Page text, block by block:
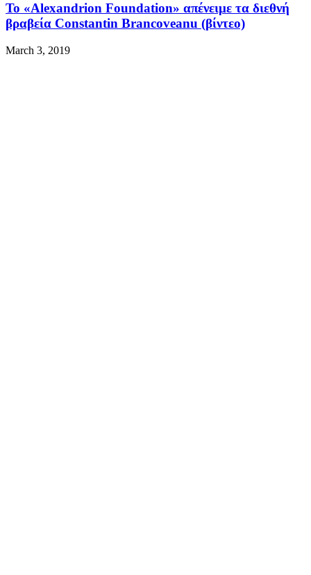
Το «Alexandrion Foundation» απένειμε τα διεθνή
βραβεία Constantin Brancoveanu (βίντεο)
March 3, 2019